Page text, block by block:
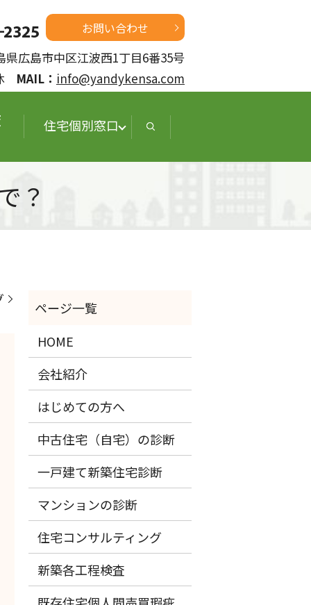
お問い合わせ
広島市中区江波西1丁目6番35号
MAIL： info@yandykensa.com
住宅個別窓口
？
HOME
会社紹介
はじめての方へ
中古住宅（自宅）の診断
一戸建て新築住宅診断
マンションの診断
住宅コンサルティング
新築各工程検査